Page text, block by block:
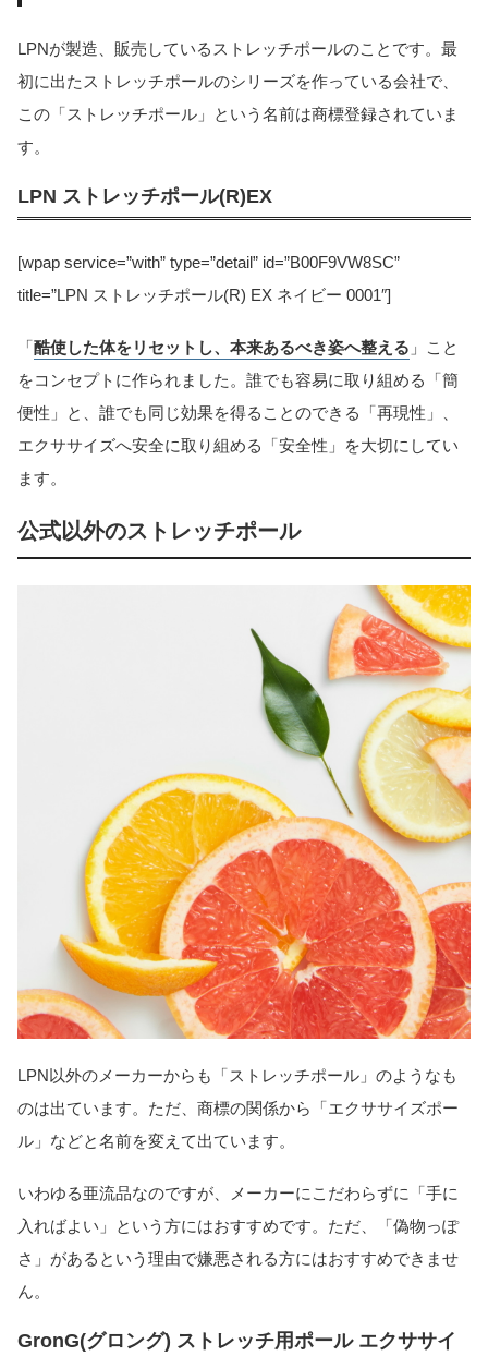
LPNが製造、販売しているストレッチポールのことです。最
初に出たストレッチポールのシリーズを作っている会社で、
この「ストレッチポール」という名前は商標登録されていま
す。
LPN ストレッチポール(R)EX
[wpap service=”with” type=”detail” id=”B00F9VW8SC”
title=”LPN ストレッチポール(R) EX ネイビー 0001″]
「酷使した体をリセットし、本来あるべき姿へ整える 」こと
をコンセプトに作られました。誰でも容易に取り組める「簡
便性」と、誰でも同じ効果を得ることのできる「再現性」、
エクササイズへ安全に取り組める「安全性」を大切にしてい
ます。
公式以外のストレッチポール
LPN以外のメーカーからも「ストレッチポール」のようなも
のは出ています。ただ、商標の関係から「エクササイズポー
ル」などと名前を変えて出ています。
いわゆる亜流品なのですが、メーカーにこだわらずに「手に
入ればよい」という方にはおすすめです。ただ、「偽物っぽ
さ」があるという理由で嫌悪される方にはおすすめできませ
ん。
GronG(グロング) ストレッチ用ポール エクササイ